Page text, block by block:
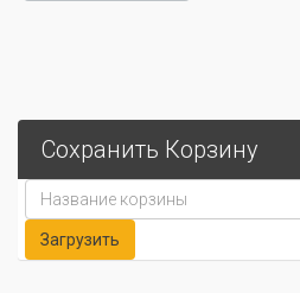
Сохранить Корзину